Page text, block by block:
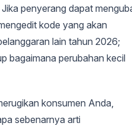
penyerang dapat
kode yang akan
lain tahun 2026;
bagaimana perubahan kecil
konsumen Anda,
sebenarnya arti